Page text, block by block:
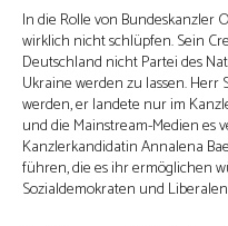
In die Rolle von Bundeskanzler
wirklich nicht schlüpfen. Sein
Deutschland nicht Partei des
Ukraine werden zu lassen.
werden, er landete nur im
und die Mainstream-Medien es
Kanzlerkandidatin Annalena
führen, die es ihr ermöglichen
Sozialdemokraten und